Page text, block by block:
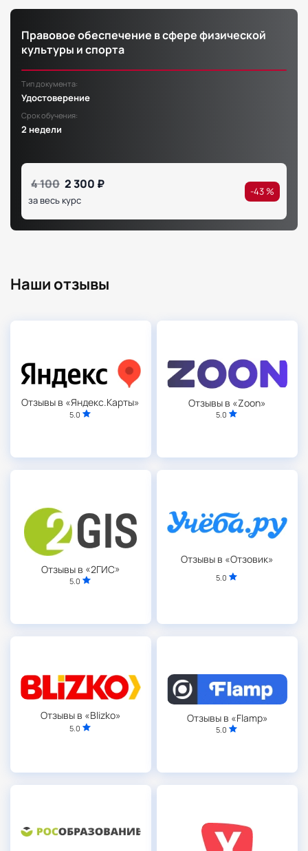
Правовое обеспечение в сфере физической
культуры и спорта
Тип документа:
Удостоверение
Срок обучения:
2 недели
4 100 2 300 ₽
за весь курс
-43 %
Наши отзывы
Отзывы в «Яндекс.Карты»
5.0
Отзывы в «Zoon»
5.0
Отзывы в «2ГИС»
5.0
Отзывы в «Отзовик»
5.0
Отзывы в «Blizko»
5.0
Отзывы в «Flamp»
5.0